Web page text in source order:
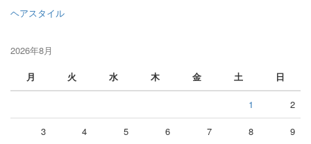
ヘアスタイル
2026年8月
月
火 水 木 金 土 日
1 2
3 4 5 6 7 8 9